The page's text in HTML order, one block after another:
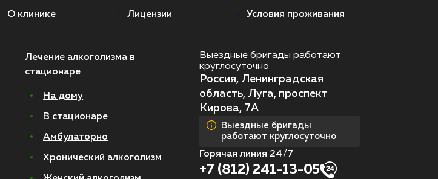
О клинике Лицензии Условия проживания
Лечение алкоголизма в
стационаре
На дому
В стационаре
Амбулаторно
Хронический алкоголизм
Выездные бригады работают
круглосуточно
Россия, Ленинградская
область, Луга, проспект
Кирова, 7А
Выездные бригады
работают круглосуточно
Горячая линия 24/7
+7 (812) 241-13-05